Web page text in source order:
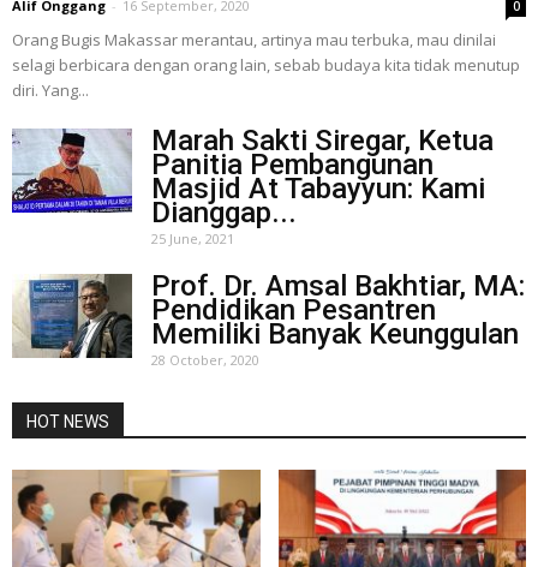
Alif Onggang - 16 September, 2020 0
Orang Bugis Makassar merantau, artinya mau terbuka, mau dinilai
selagi berbicara dengan orang lain, sebab budaya kita tidak menutup
diri. Yang...
Marah Sakti Siregar, Ketua
Panitia Pembangunan
Masjid At Tabayyun: Kami
Dianggap...
25 June, 2021
Prof. Dr. Amsal Bakhtiar, MA:
Pendidikan Pesantren
Memiliki Banyak Keunggulan
28 October, 2020
HOT NEWS